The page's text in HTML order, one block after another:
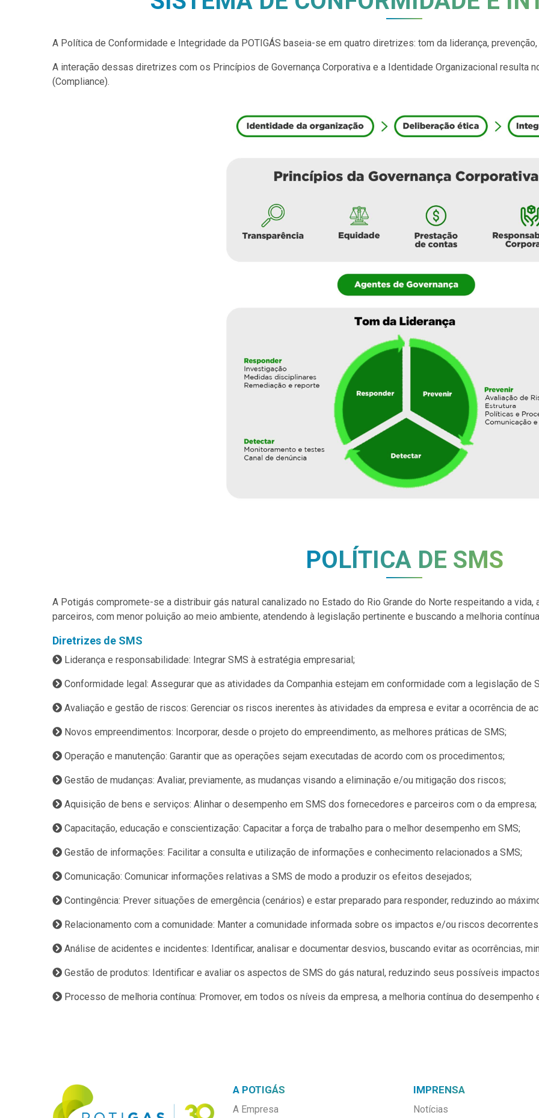
A Política de Conformidade e Integridade da POTIGÁS baseia-se em quatro diretrizes: tom da liderança,
A interação dessas diretrizes com os Princípios de Governança Corporativa e a Identidade Organizacional resulta
(Compliance).
POLÍTICA DE SMS
A Potigás compromete-se a distribuir gás natural canalizado no Estado do Rio Grande do Norte respeitando a
parceiros, com menor poluição ao meio ambiente, atendendo à legislação pertinente e buscando a melhoria
Diretrizes de SMS
Liderança e responsabilidade: Integrar SMS à estratégia empresarial;
Conformidade legal: Assegurar que as atividades da Companhia estejam em conformidade com a legislação de
Avaliação e gestão de riscos: Gerenciar os riscos inerentes às atividades da empresa e evitar a ocorrência de
Novos empreendimentos: Incorporar, desde o projeto do empreendimento, as melhores práticas de SMS;
Operação e manutenção: Garantir que as operações sejam executadas de acordo com os procedimentos;
Gestão de mudanças: Avaliar, previamente, as mudanças visando a eliminação e/ou mitigação dos riscos;
Aquisição de bens e serviços: Alinhar o desempenho em SMS dos fornecedores e parceiros com o da empresa;
Capacitação, educação e conscientização: Capacitar a força de trabalho para o melhor desempenho em SMS;
Gestão de informações: Facilitar a consulta e utilização de informações e conhecimento relacionados a SMS;
Comunicação: Comunicar informações relativas a SMS de modo a produzir os efeitos desejados;
Contingência: Prever situações de emergência (cenários) e estar preparado para responder, reduzindo ao
Relacionamento com a comunidade: Manter a comunidade informada sobre os impactos e/ou riscos
Análise de acidentes e incidentes: Identificar, analisar e documentar desvios, buscando evitar as ocorrências,
Gestão de produtos: Identificar e avaliar os aspectos de SMS do gás natural, reduzindo seus possíveis
Processo de melhoria contínua: Promover, em todos os níveis da empresa, a melhoria contínua do desempenho
A POTIGÁS
A Empresa
IMPRENSA
Notícias